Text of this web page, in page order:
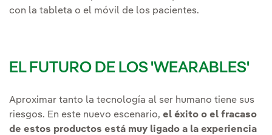
con la tableta o el móvil de los pacientes.
EL FUTURO DE LOS 'WEARABLES'
Aproximar tanto la tecnología al ser humano tiene sus
riesgos. En este nuevo escenario, el éxito o el fracaso
de estos productos está muy ligado a la experiencia